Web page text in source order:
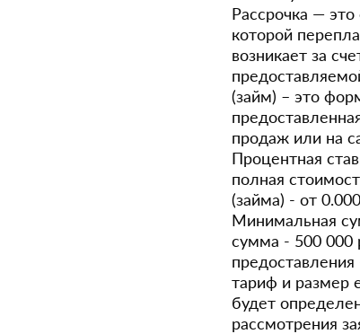
Рассрочка —
которой
возникает за
(займ) – это
продаж или на
Процентная
полная
(займа) - от
Минимальная
сумма - 500 000
тариф и размер
будет
рассмотрения